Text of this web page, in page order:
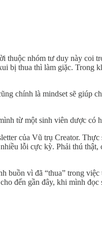
thuộc nhóm tư duy này coi
bị thua thì làm giặc.
chính là mindset sẽ giúp
từ một sinh viên dược có
của Vũ trụ Creator.
lỗi cực kỳ. Phải thú
vì đã “thua” trong
đến gần đây, khi mình